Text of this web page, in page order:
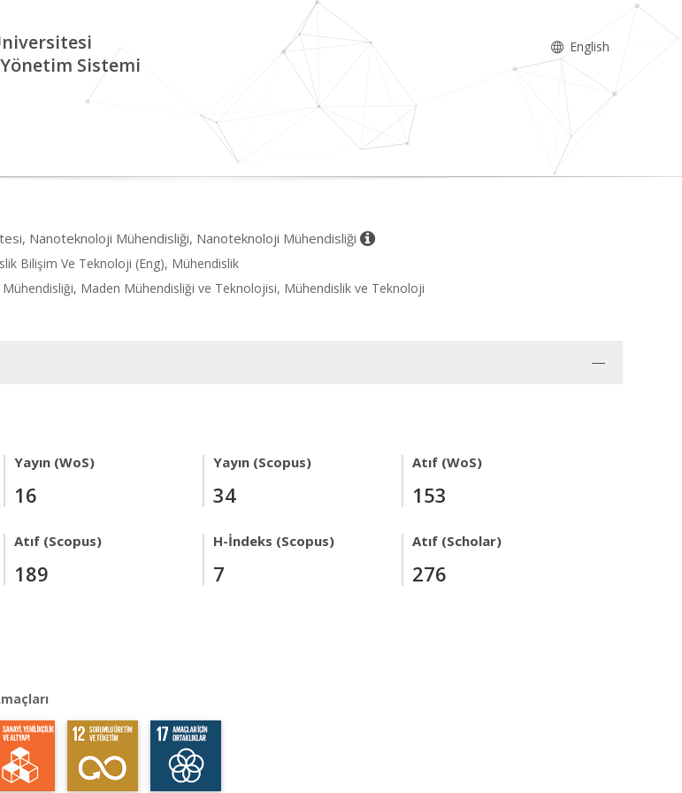
Sistemi
English
Nanoteknoloji Mühendisliği, Nanoteknoloji Mühendisliği
Bilişim Ve Teknoloji (Eng), Mühendislik
Mühendisliği, Maden Mühendisliği ve Teknolojisi, Mühendislik ve Teknoloji
Yayın (WoS)
16
Yayın (Scopus)
34
Atıf (WoS)
153
Atıf (Scopus)
189
H-İndeks (Scopus)
7
Atıf (Scholar)
276